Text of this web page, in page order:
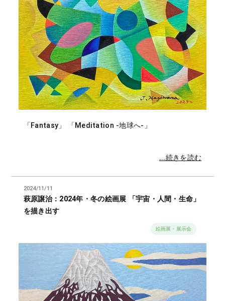
「Fantasy」 「Meditation -地球へ-」
...続きを読む
2024/11/11
萩原譲治：2024年・冬の絵画展 「宇宙・人間・生命」
を描き出す
絵画展・展示会